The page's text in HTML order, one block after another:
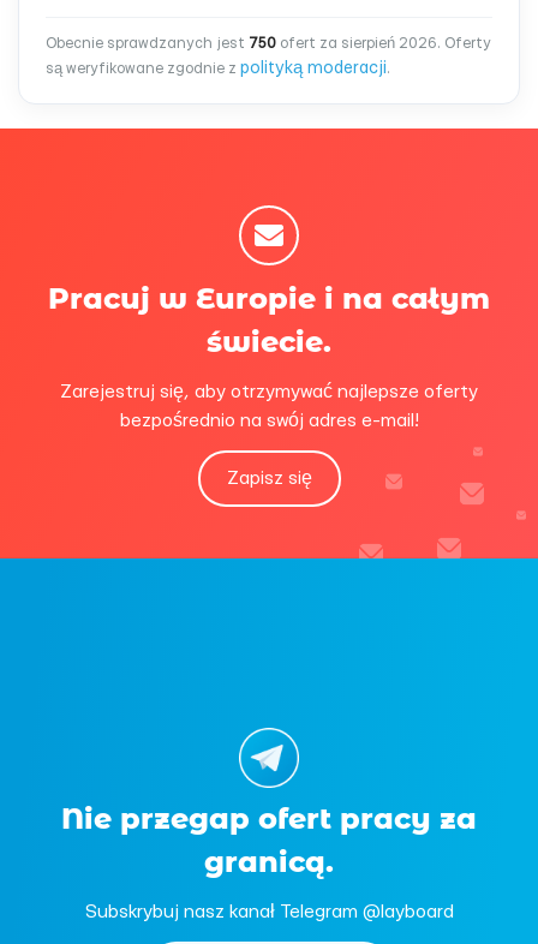
Obecnie sprawdzanych jest 750 ofert za sierpień 2026. Oferty
są weryfikowane zgodnie z polityką moderacji.
Pracuj w Europie i na całym
świecie.
Zarejestruj się, aby otrzymywać najlepsze oferty
bezpośrednio na swój adres e-mail!
Zapisz się
Nie przegap ofert pracy za
granicą.
Subskrybuj nasz kanał Telegram @layboard